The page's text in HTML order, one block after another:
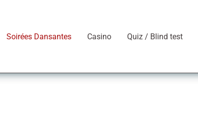
Soirées Dansantes Casino Quiz / Blind test